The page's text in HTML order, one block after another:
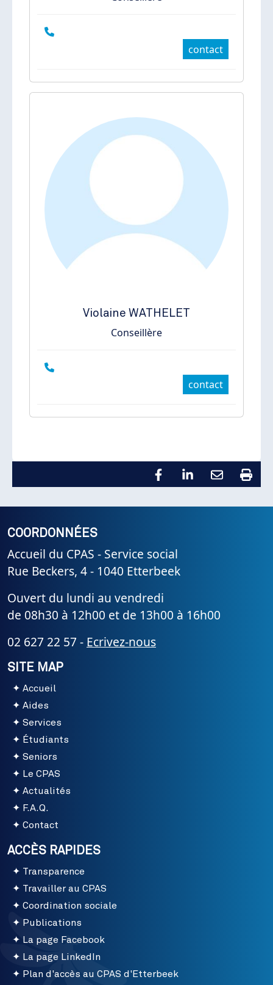
contact
Violaine WATHELET
Conseillère
contact
COORDONNÉES
Accueil du CPAS - Service social
Rue Beckers, 4 - 1040 Etterbeek
Ouvert du lundi au vendredi
de 08h30 à 12h00 et de 13h00 à 16h00
02 627 22 57 - Ecrivez-nous
SITE MAP
Accueil
Aides
Services
Étudiants
Seniors
Le CPAS
Actualités
F.A.Q.
Contact
ACCÈS RAPIDES
Transparence
Travailler au CPAS
Coordination sociale
Publications
La page Facebook
La page LinkedIn
Plan d'accès au CPAS d'Etterbeek